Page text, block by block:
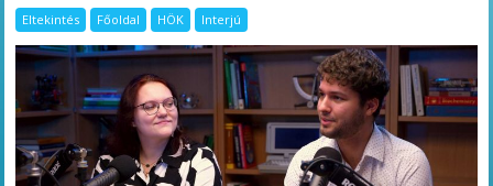
Eltekintés Főoldal HÖK Interjú